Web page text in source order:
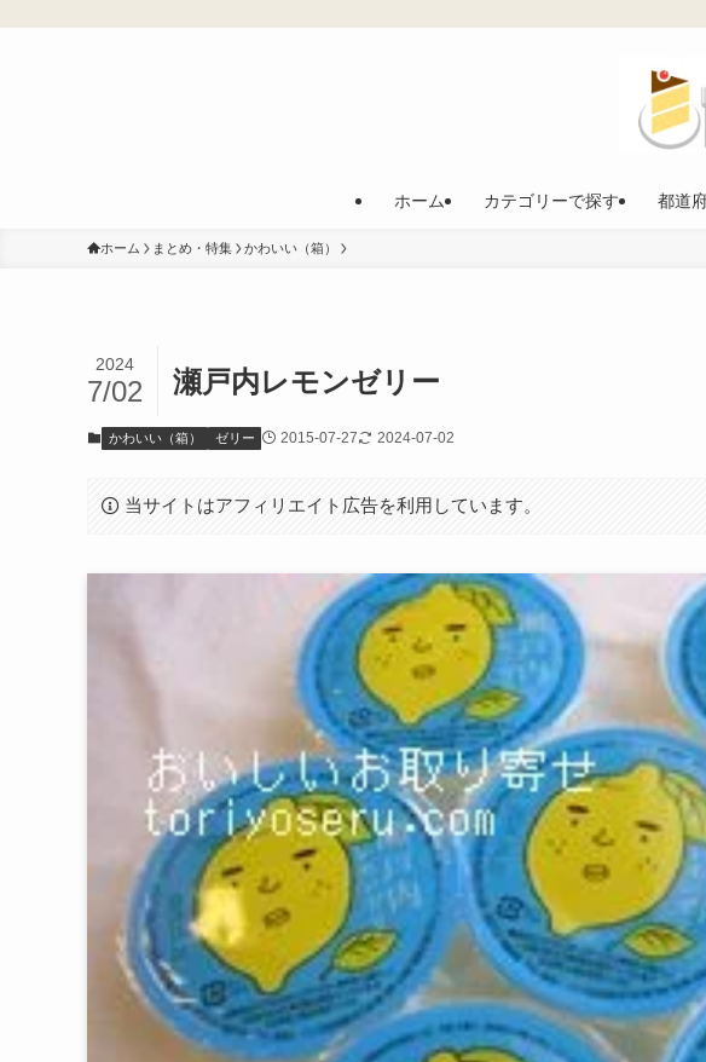
ホーム カテゴリーで探す 都道
ホーム まとめ・特集 かわいい（箱）
瀬戸内レモンゼリー
2024
7/02
かわいい（箱） ゼリー 2015-07-27 2024-07-02
当サイトはアフィリエイト広告を利用しています。